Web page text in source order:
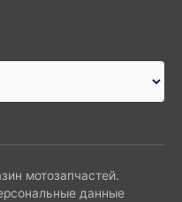
мотозапчастей.
данные